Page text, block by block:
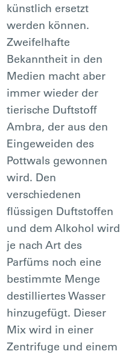
künstlich ersetzt
werden können.
Zweifelhafte
Bekanntheit in den
Medien macht aber
immer wieder der
tierische Duftstoff
Ambra, der aus den
Eingeweiden des
Pottwals gewonnen
wird. Den
verschiedenen
flüssigen Duftstoffen
und dem Alkohol wird
je nach Art des
Parfüms noch eine
bestimmte Menge
destilliertes Wasser
hinzugefügt. Dieser
Mix wird in einer
Zentrifuge und einem